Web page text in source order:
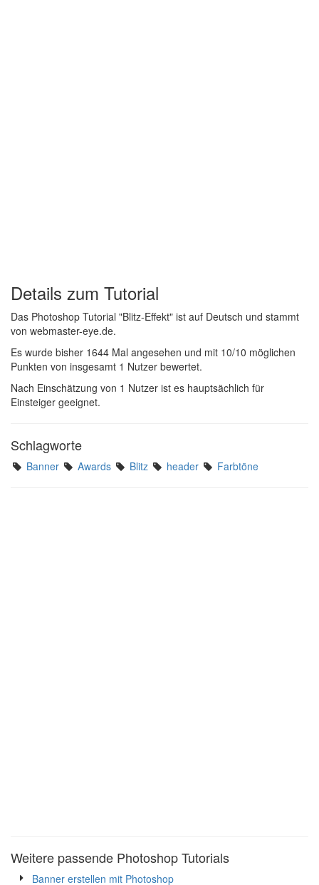
Details zum Tutorial
Das Photoshop Tutorial "Blitz-Effekt" ist auf Deutsch und stammt
von webmaster-eye.de.
Es wurde bisher 1644 Mal angesehen und mit 10/10 möglichen
Punkten von insgesamt 1 Nutzer bewertet.
Nach Einschätzung von 1 Nutzer ist es hauptsächlich für
Einsteiger geeignet.
Schlagworte
Banner Awards Blitz header Farbtöne
Weitere passende Photoshop Tutorials
Banner erstellen mit Photoshop